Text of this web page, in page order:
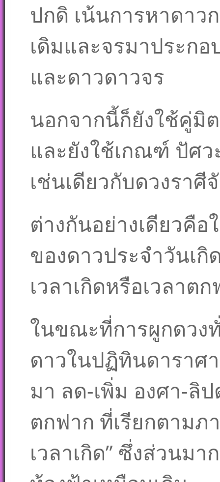
ปกดิ เน้นการหาดาว
เดิมและจรมาประก
และดาวดาวจร
นอกจากนี้ก็ยังใช้คู่มิ
และยังใช้เกณฑ์ ปัศ
เช่นเดียวกับดวงราศี
ต่างกันอย่างเดียวคือ
ของดาวประจำวันเ
เวลาเกิดหรือเวลาต
ในขณะที่การผูกดวง
ดาวในปฏิทินดารา
มา ลด-เพิ่ม องศา-ลิป
ตกฟาก ที่เรียกตาม
เวลาเกิด” ซึ่งส่วนม